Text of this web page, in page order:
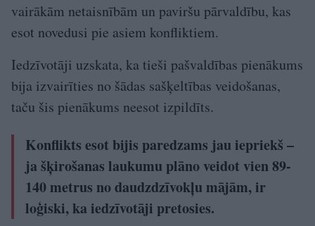
vairākām netaisnībām un paviršu pārvaldību, kas
esot novedusi pie asiem konfliktiem.
Iedzīvotāji uzskata, ka tieši pašvaldības pienākums
bija izvairīties no šādas sašķeltības veidošanas,
taču šis pienākums neesot izpildīts.
Konflikts esot bijis paredzams jau iepriekš –
ja šķirošanas laukumu plāno veidot vien 89-
140 metrus no daudzdzīvokļu mājām, ir
loģiski, ka iedzīvotāji pretosies.